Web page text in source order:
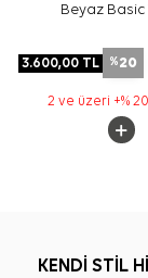
Beyaz Basic
3.600,00TL %20
2 ve üzeri +%
KENDİ STİL